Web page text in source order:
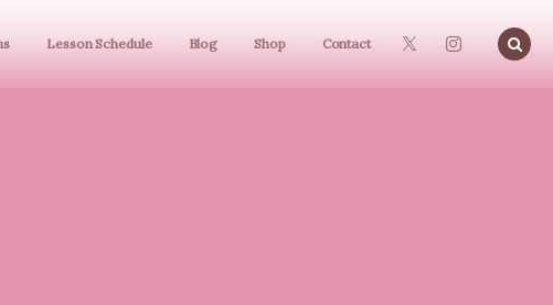
Lesson Schedule Blog Shop Contact